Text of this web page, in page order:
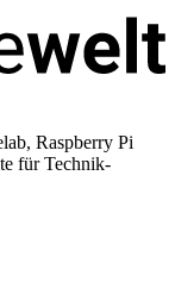
Raspberry Pi
für Technik-